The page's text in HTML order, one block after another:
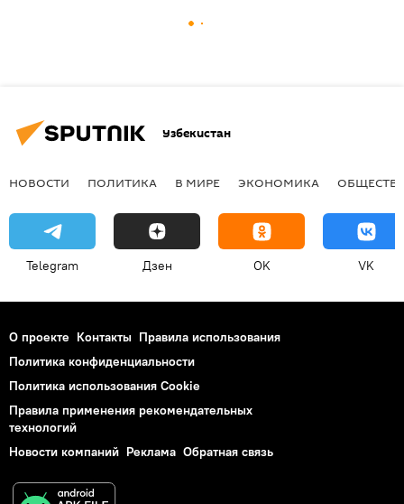
Узбекистан
НОВОСТИ ПОЛИТИКА В МИРЕ ЭКОНОМИКА
Telegram Дзен OK VK
О проекте Контакты Правила использования
Политика конфиденциальности
Политика использования Cookie
Правила применения рекомендательных
технологий
Новости компаний Реклама Обратная связь